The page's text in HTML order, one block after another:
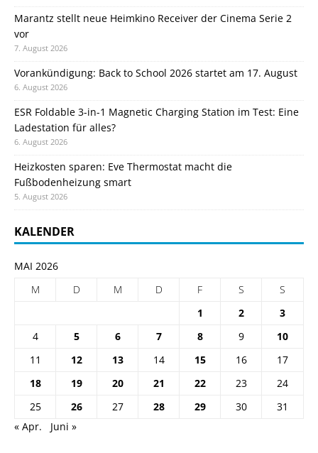
Marantz stellt neue Heimkino Receiver der Cinema Serie 2
vor
7. August 2026
Vorankündigung: Back to School 2026 startet am 17. August
6. August 2026
ESR Foldable 3-in-1 Magnetic Charging Station im Test: Eine
Ladestation für alles?
6. August 2026
Heizkosten sparen: Eve Thermostat macht die
Fußbodenheizung smart
5. August 2026
KALENDER
MAI 2026
M
D M D F S
S
1
2
3
4
5 6 7 8 9
10
11
12 13 14 15 16
17
18
19 20 21 22 23
24
25
26 27 28 29 30
31
« Apr.
Juni »